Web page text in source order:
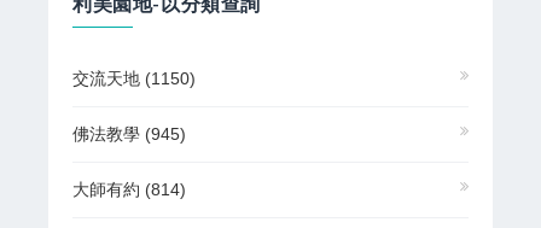
交流天地 (1150)
佛法教學 (945)
大師有約 (814)